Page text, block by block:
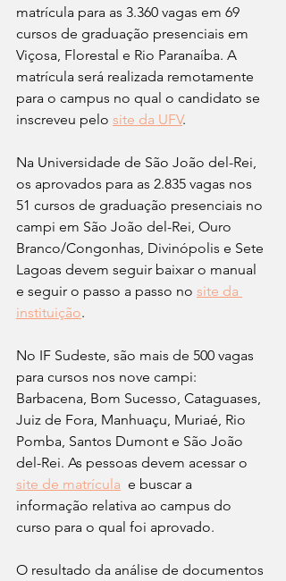
matrícula para as 3.360 vagas em 69
cursos de graduação presenciais em
Viçosa, Florestal e Rio Paranaíba. A
matrícula será realizada remotamente
para o campus no qual o candidato se
inscreveu pelo site da UFV.
Na Universidade de São João del-Rei,
os aprovados para as 2.835 vagas nos
51 cursos de graduação presenciais no
campi em São João del-Rei, Ouro
Branco/Congonhas, Divinópolis e Sete
Lagoas devem seguir baixar o manual
e seguir o passo a passo no site da
instituição.
No IF Sudeste, são mais de 500 vagas
para cursos nos nove campi:
Barbacena, Bom Sucesso, Cataguases,
Juiz de Fora, Manhuaçu, Muriaé, Rio
Pomba, Santos Dumont e São João
del-Rei. As pessoas devem acessar o
site de matrícula
  e buscar a
informação relativa ao campus do
curso para o qual foi aprovado.
O resultado da análise de documentos